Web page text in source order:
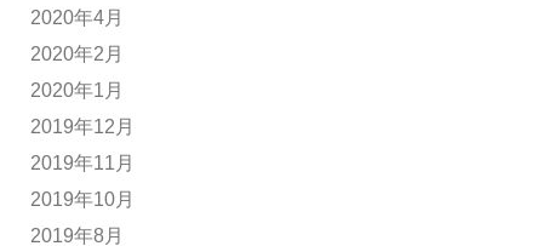
2020年4月
2020年2月
2020年1月
2019年12月
2019年11月
2019年10月
2019年8月